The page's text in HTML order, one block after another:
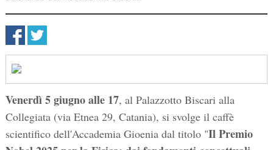
Venerdì 5 giugno alle 17, al Palazzotto Biscari alla
Collegiata (via Etnea 29, Catania), si svolge il caffè
scientifico dell'Accademia Gioenia dal titolo "Il Premio